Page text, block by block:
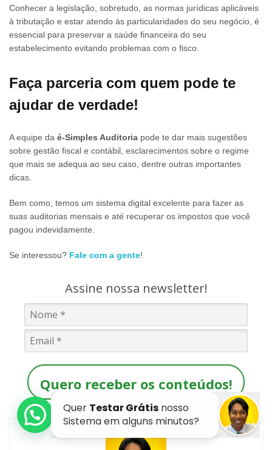
Conhecer a legislação, sobretudo, as normas jurídicas aplicáveis
à tributação e estar atendo às particularidades do seu negócio, é
essencial para preservar a saúde financeira do seu
estabelecimento evitando problemas com o fisco.
Faça parceria com quem pode te
ajudar de verdade!
A equipe da é-Simples Auditoria pode te dar mais sugestões
sobre gestão fiscal e contábil, esclarecimentos sobre o regime
que mais se adequa ao seu caso, dentre outras importantes
dicas.
Bem como, temos um sistema digital excelente para fazer as
suas auditorias mensais e até recuperar os impostos que você
pagou indevidamente.
Se interessou? Fale com a gente!
Assine nossa newsletter!
Quero receber os conteúdos!